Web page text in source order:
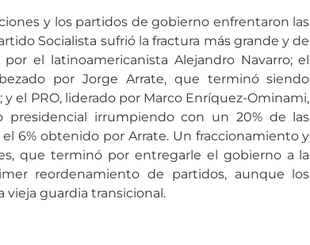
y los partidos de gobierno enfrentaron las
Socialista sufrió la fractura más grande y de
el latinoamericanista Alejandro Navarro; el
por Jorge Arrate, que terminó siendo
el PRO, liderado por Marco Enríquez-Ominami,
irrumpiendo con un 20% de las
6% obtenido por Arrate. Un fraccionamiento y
que terminó por entregarle el gobierno a la
reordenamiento de partidos, aunque los
vieja guardia transicional.